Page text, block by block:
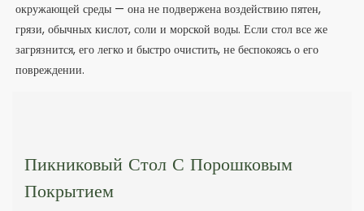
окружающей среды — она не подвержена воздействию пятен,
грязи, обычных кислот, соли и морской воды. Если стол все же
загрязнится, его легко и быстро очистить, не беспокоясь о его
повреждении.
Пикниковый Стол С Порошковым
Покрытием